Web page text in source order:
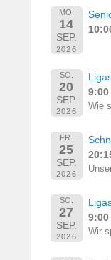
MO.
14
SEP.
2026
SO.
20
SEP.
2026
9:00
Wie
FR.
25
SEP.
2026
SO.
27
SEP.
2026
9:00
Wir